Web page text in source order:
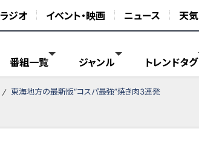
ラジオ イベント・映画 ニュース 天気
番組一覧 ジャンル トレンドタグ
東海地方の最新版“コスパ最強”焼き肉3連発